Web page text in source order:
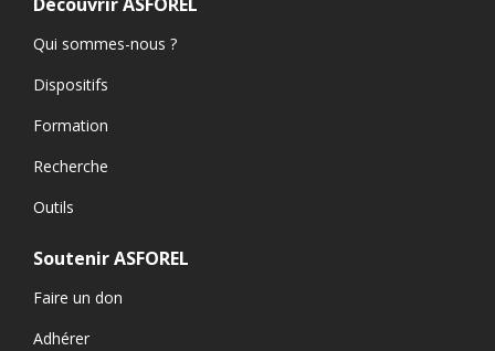
Qui sommes-nous ?
Dispositifs
Formation
Recherche
Outils
Soutenir ASFOREL
Faire un don
Adhérer